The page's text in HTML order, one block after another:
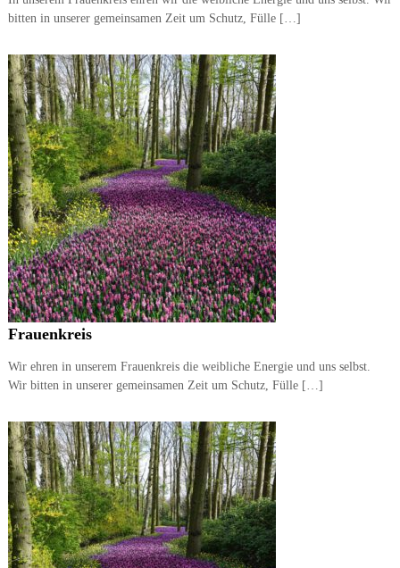
bitten in unserer gemeinsamen Zeit um Schutz, Fülle […]
Frauenkreis
Wir ehren in unserem Frauenkreis die weibliche Energie und uns selbst.
Wir bitten in unserer gemeinsamen Zeit um Schutz, Fülle […]